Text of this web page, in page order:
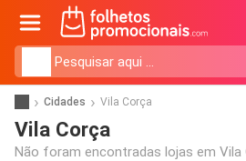
Cidades Vila Corça
Vila Corça
Não foram encontradas lojas em Vila